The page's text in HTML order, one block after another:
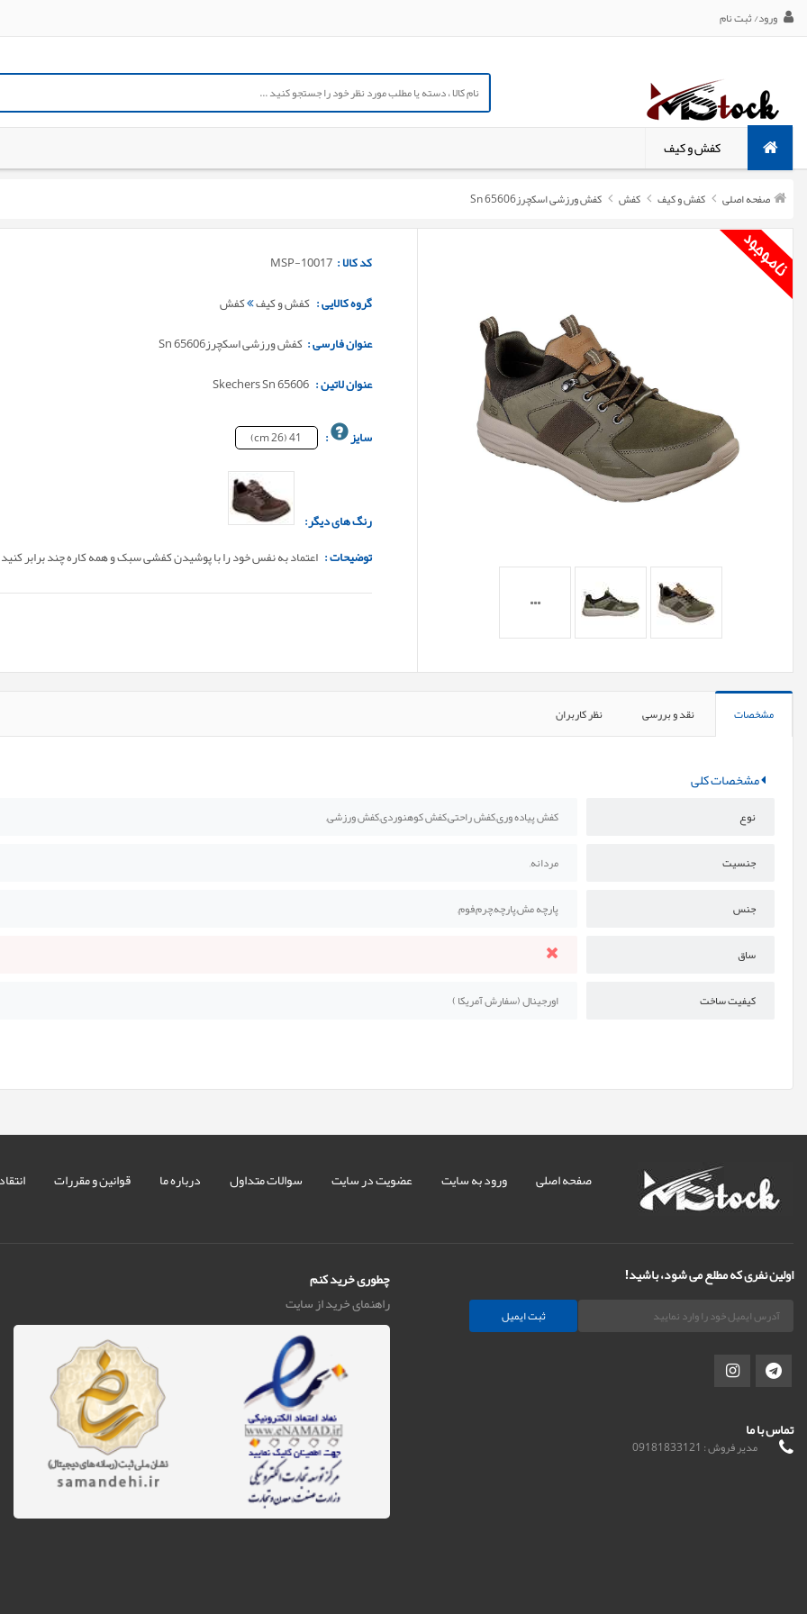
ورود/ ثبت نام
کفش و کیف
صفحه اصلی کفش و کیف کفش کفش ورزشی اسکچرزSn 65606
کد کالا : MSP-10017
گروه کالایی : کفش و کیف کفش
عنوان فارسی : کفش ورزشی اسکچرزSn 65606
عنوان لاتین : Skechers Sn 65606
سایز :
41 (26 cm)
رنگ های دیگر:
توضیحات : اعتماد به نفس خود را با پوشیدن کفشی سبک و همه کاره چند برابر
مشخصات نقد و بررسی نظر کاربران
مشخصات کلی
نوع کفش پیاده وری,کفش راحتی,کفش کوهنوردی,کفش ورزشی,
جنسیت مردانه,
جنس پارچه مش,پارچه,چرم,فوم,
ساق
کیفیت ساخت اورجینال (سفارش آمریکا )
صفحه اصلی ورود به سایت عضویت در سایت سوالات متداول درباره ما قوانین و مقررات
اولین نفری که مطلع می شود، باشید!
ثبت ایمیل
تماس با ما
مدیر فروش : 09181833121
چطوری خرید کنم
راهنمای خرید از سایت